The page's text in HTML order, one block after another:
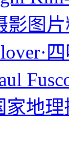
影图
家地